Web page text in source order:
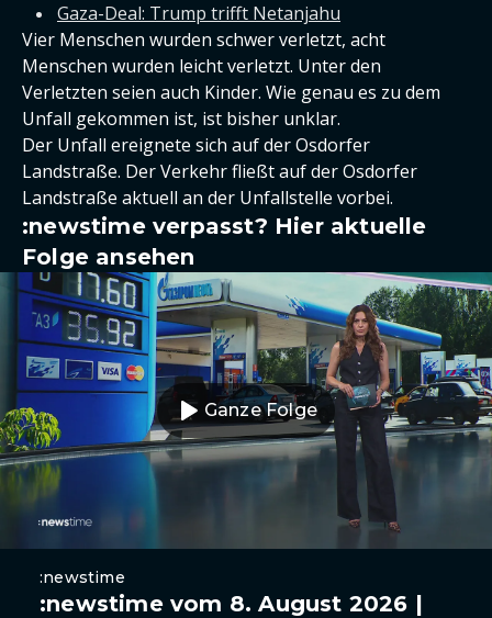
Gaza-Deal: Trump trifft Netanjahu
Vier Menschen wurden schwer verletzt, acht
Menschen wurden leicht verletzt. Unter den
Verletzten seien auch Kinder. Wie genau es zu dem
Unfall gekommen ist, ist bisher unklar.
Der Unfall ereignete sich auf der Osdorfer
Landstraße. Der Verkehr fließt auf der Osdorfer
Landstraße aktuell an der Unfallstelle vorbei.
:newstime verpasst? Hier aktuelle
Folge ansehen
Ganze Folge
:newstime
:newstime vom 8. August 2026 |